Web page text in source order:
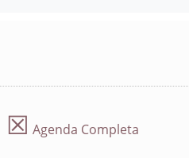
☒ Agenda Completa